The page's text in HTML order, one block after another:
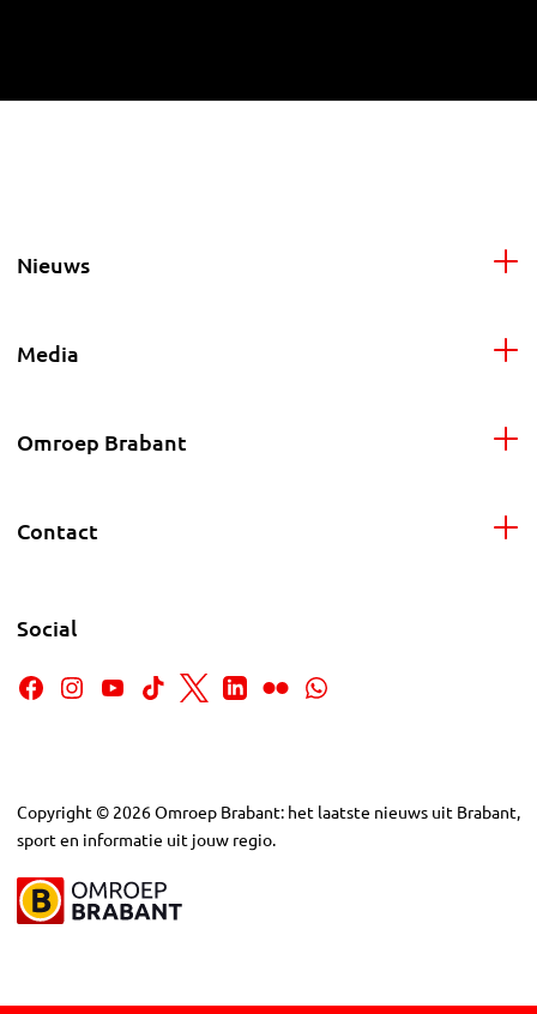
Nieuws
Media
Omroep Brabant
Contact
Social
Copyright © 2026Omroep Brabant: het laatste nieuws uit Brabant,
sport en informatie uit jouw regio.